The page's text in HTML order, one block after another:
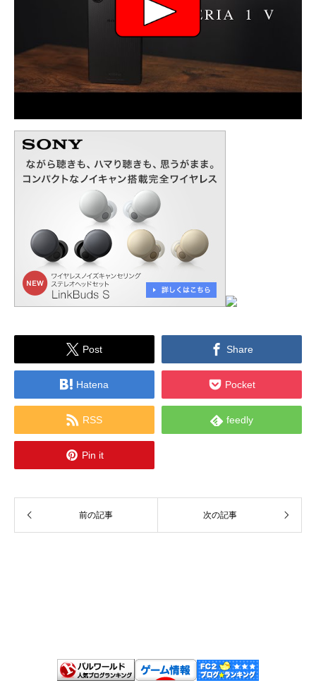
 Post  Share
 Hatena  Pocket
 RSS  feedly
 Pin it
前の記事 次の記事